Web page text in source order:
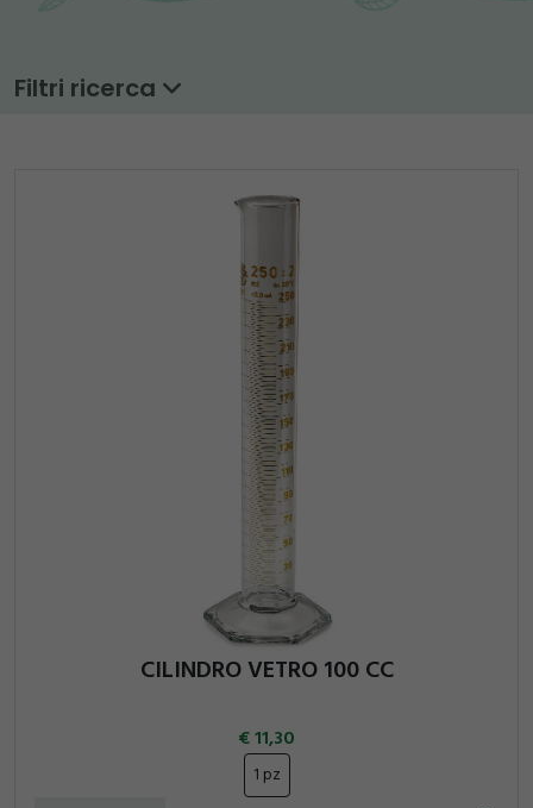
Filtri ricerca
CILINDRO VETRO 100 CC
11,30
1 pz